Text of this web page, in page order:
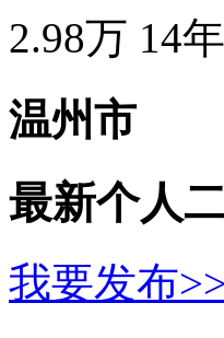
2.98万 14
温州市
最新个人
我要发布